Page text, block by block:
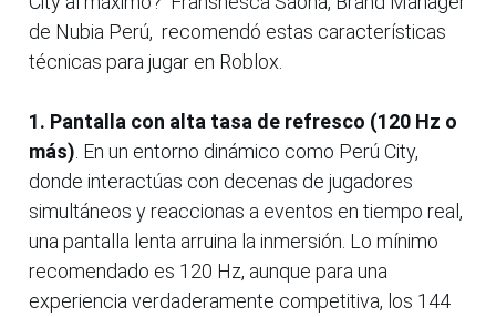
de Nubia Perú, recomendó estas características
técnicas para jugar en Roblox.
1. Pantalla con alta tasa de refresco (120 Hz o
más) . En un entorno dinámico como Perú City,
donde interactúas con decenas de jugadores
simultáneos y reaccionas a eventos en tiempo real,
una pantalla lenta arruina la inmersión. Lo mínimo
recomendado es 120 Hz, aunque para una
experiencia verdaderamente competitiva, los 144